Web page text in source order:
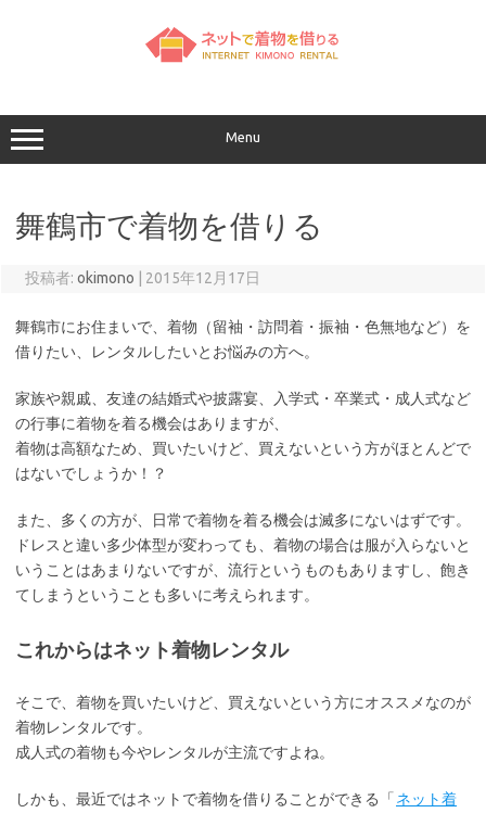
キ
ッ
プ
Menu
舞鶴市で着物を借りる
投稿者: okimono 2015年12月17日
舞鶴市にお住まいで、着物（留袖・訪問着・振袖・色無地など）を
借りたい、レンタルしたいとお悩みの方へ。
家族や親戚、友達の結婚式や披露宴、入学式・卒業式・成人式など
の行事に着物を着る機会はありますが、
着物は高額なため、買いたいけど、買えないという方がほとんどで
はないでしょうか！？
また、多くの方が、日常で着物を着る機会は滅多にないはずです。
ドレスと違い多少体型が変わっても、着物の場合は服が入らないと
いうことはあまりないですが、流行というものもありますし、飽き
てしまうということも多いに考えられます。
これからはネット着物レンタル
そこで、着物を買いたいけど、買えないという方にオススメなのが
着物レンタルです。
成人式の着物も今やレンタルが主流ですよね。
しかも、最近ではネットで着物を借りることができる「 ネット着